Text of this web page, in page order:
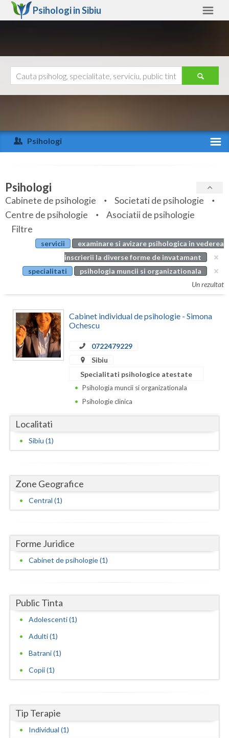
Psihologi inSibiu
Arad
Arges
Bihor
Bistrita-Nasaud
Botosani
Brasov
Bucuresti
Buzau
Calarasi
Caras-Severin
Covasna
Dambovita
Galati
Giurgiu
Harghita
Hunedoara
Iasi
Ilfov
Neamt
Ajutor
Psihologi
Specialitati
Servicii
Articole
Evenimente
Cabinet
Psihologi
Cabinete de psihologie
Societati de psihologie
Centre de psihologie
Asociatii de psihologie
Filtre
servicii
examinare si avizare psihologica in vederea
inscrierii la diverse forme de invatamant
specialitati
psihologia muncii si organizationala
Un rezultat
Cabinet individual de psihologie - Simona
Ochescu
0722479229
Sibiu
Specialitati psihologice atestate
Psihologia muncii si organizationala
Psihologie clinica
Localitati
Sibiu (1)
Zone Geografice
Central (1)
Forme Juridice
Cabinet de psihologie (1)
Public Tinta
Adolescenti (1)
Adulti (1)
Batrani (1)
Copii (1)
Tip Terapie
Individual (1)